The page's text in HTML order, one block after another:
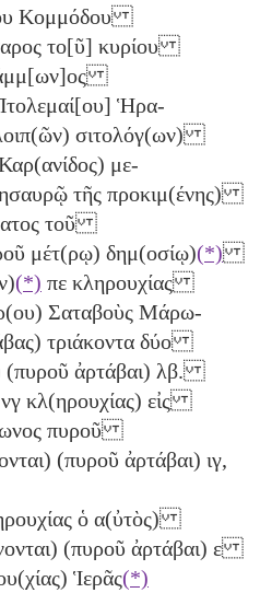
Κομμόδου
το[ῦ] κυρίου
Ἡρα-
σιτολόγ(ων)
με-
τῆς προκιμ(ένης)
τοῦ
μέτ(ρῳ) δημ(οσίῳ)(*)
(*) πε κληρουχίας
Σαταβοὺς Μάρω-
τριάκοντα δύο
(πυροῦ ἀρτάβαι) λβ.
νγ κλ(ηρουχίας) εἰς
πυροῦ
(πυροῦ ἀρτάβαι) ιγ,
ὁ α(ὐτὸς)
(πυροῦ ἀρτάβαι) ε
Ἱερᾶς(*)